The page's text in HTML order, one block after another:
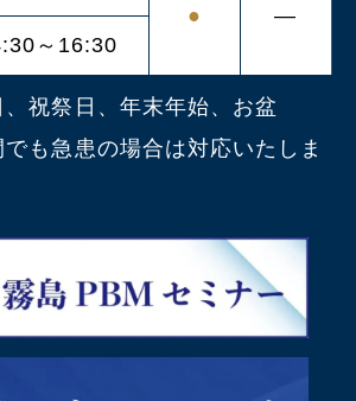
●
―
～16:30
祝祭日、年末年始、お盆
も急患の場合は対応いたしま